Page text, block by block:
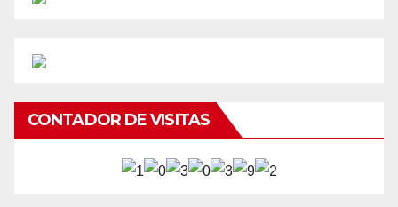
CONTADOR DE VISITAS